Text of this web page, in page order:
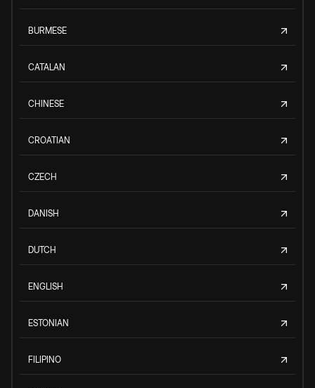
BURMESE
CATALAN
CHINESE
CROATIAN
CZECH
DANISH
DUTCH
ENGLISH
ESTONIAN
FILIPINO